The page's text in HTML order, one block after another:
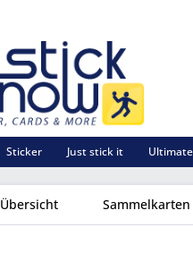
Sticker Just stick it
Übersicht Sammelkarten